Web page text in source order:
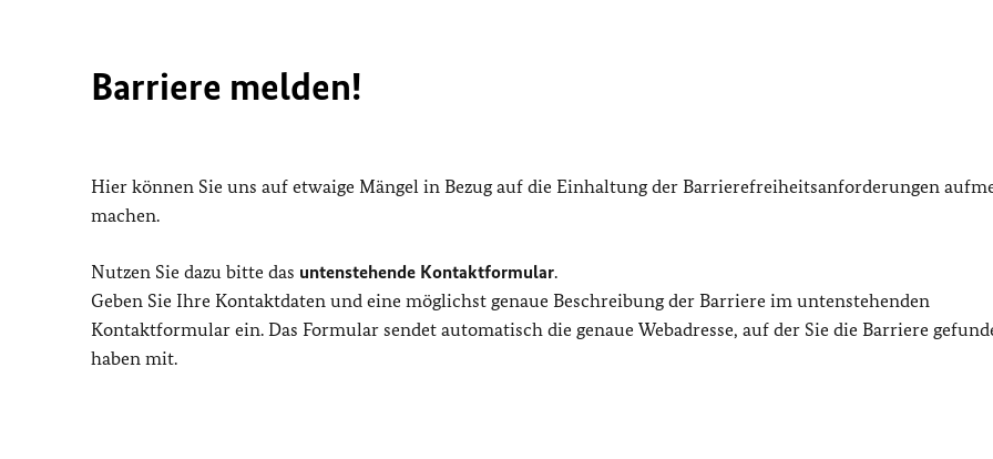
Barriere melden!
Hier können Sie uns auf etwaige Mängel in Bezug auf die Einhaltung der Barrierefreiheitsanforderungen
machen.
Nutzen Sie dazu bitte das untenstehende Kontaktformular.
Geben Sie Ihre Kontaktdaten und eine möglichst genaue Beschreibung der Barriere im untenstehenden
Kontaktformular ein. Das Formular sendet automatisch die genaue Webadresse, auf der Sie die Barriere
haben mit.